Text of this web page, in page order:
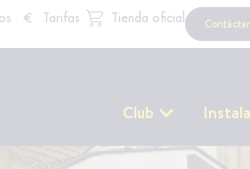
Tarifas Tienda oficial
Club